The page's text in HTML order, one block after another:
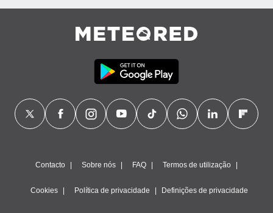
Contacto Sobre nós FAQ Termos de utilização
Cookies Política de privacidade Definições de privacidade